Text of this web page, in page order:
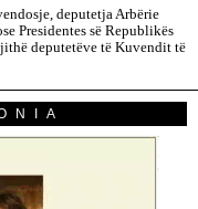
deputetja Arbërie
Presidentes së Republikës
deputetëve të Kuvendit të